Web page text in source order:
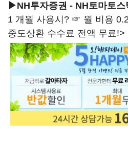
▶NH투자증권 - NH토마토스
1 개월 사용시? ☞ 월 비용
중도상환 수수료 전액 무료!>